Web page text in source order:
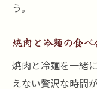
う。
焼肉と冷麺の食
焼肉と冷麺を一緒
えない贅沢な時間